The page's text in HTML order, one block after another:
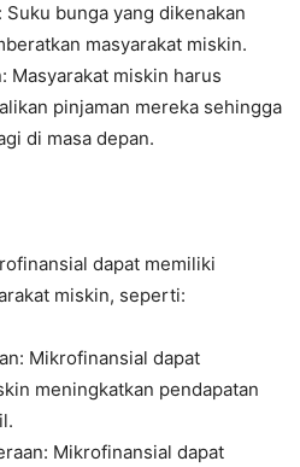
bunga yang dikenakan
masyarakat miskin.
Masyarakat miskin harus
pinjaman mereka sehingga
di masa depan.
dapat memiliki
miskin, seperti:
Mikrofinansial dapat
meningkatkan pendapatan
Mikrofinansial dapat